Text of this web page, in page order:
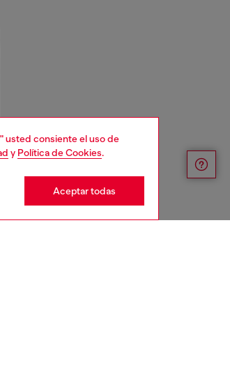
usted consiente el uso de
y Política de Cookies.
Aceptar todas